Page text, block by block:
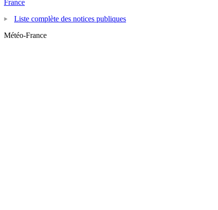
France
Liste complète des notices publiques
Météo-France